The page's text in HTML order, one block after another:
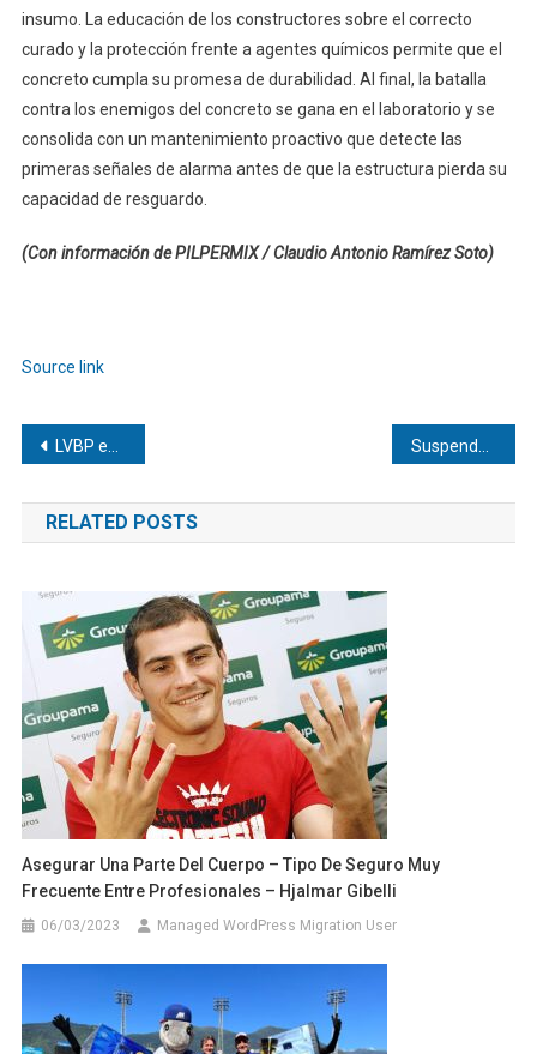
insumo. La educación de los constructores sobre el correcto
curado y la protección frente a agentes químicos permite que el
concreto cumpla su promesa de durabilidad. Al final, la batalla
contra los enemigos del concreto se gana en el laboratorio y se
consolida con un mantenimiento proactivo que detecte las
primeras señales de alarma antes de que la estructura pierda su
capacidad de resguardo.
(Con información de PILPERMIX / Claudio Antonio Ramírez Soto)
de
Source link
Navegación
de
entradas
LVBP evalúa honrar la gesta del Team Béisbol Venezuela
RELATED POSTS
Asegurar Una Parte Del Cuerpo – Tipo De Seguro Muy
Frecuente Entre Profesionales – Hjalmar Gibelli
06/03/2023 Managed WordPress Migration User